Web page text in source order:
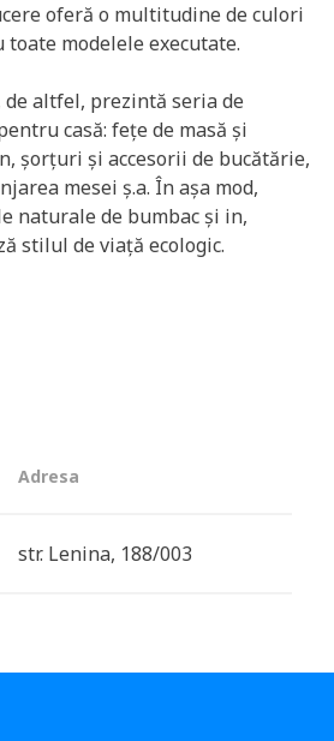
oferă o multitudine de culori
modelele executate.
de altfel, prezintă seria de
casă: fețe de masă și
șorțuri și accesorii de bucătărie,
mesei ș.a. În așa mod,
naturale de bumbac și in,
stilul de viață ecologic.
Adresa
str. Lenina, 188/003